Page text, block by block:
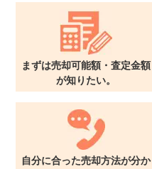
まずは売却可能額・査定金額
が知りたい。
自分に合った売却方法が分か